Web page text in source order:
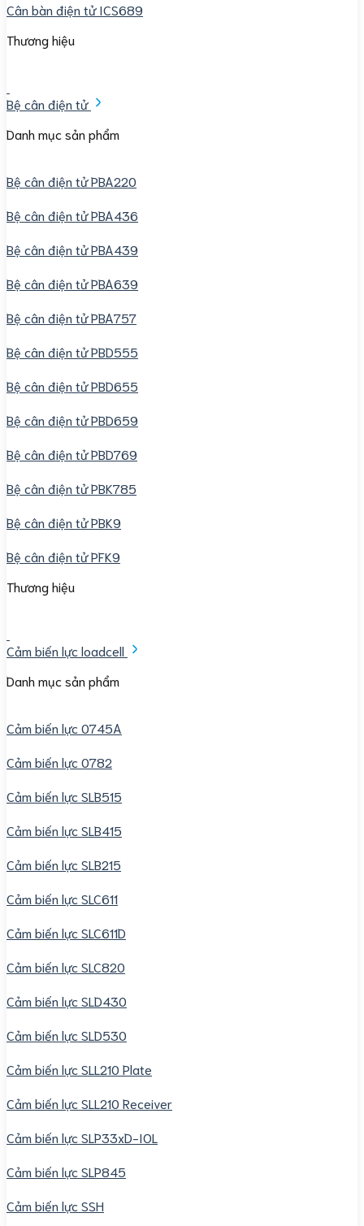
Cân bàn điện tử ICS689
Thương hiệu
Bệ cân điện tử
Danh mục sản phẩm
Bệ cân điện tử PBA220
Bệ cân điện tử PBA436
Bệ cân điện tử PBA439
Bệ cân điện tử PBA639
Bệ cân điện tử PBA757
Bệ cân điện tử PBD555
Bệ cân điện tử PBD655
Bệ cân điện tử PBD659
Bệ cân điện tử PBD769
Bệ cân điện tử PBK785
Bệ cân điện tử PBK9
Bệ cân điện tử PFK9
Thương hiệu
Cảm biến lực loadcell
Danh mục sản phẩm
Cảm biến lực 0745A
Cảm biến lực 0782
Cảm biến lực SLB515
Cảm biến lực SLB415
Cảm biến lực SLB215
Cảm biến lực SLC611
Cảm biến lực SLC611D
Cảm biến lực SLC820
Cảm biến lực SLD430
Cảm biến lực SLD530
Cảm biến lực SLL210 Plate
Cảm biến lực SLL210 Receiver
Cảm biến lực SLP33xD-IOL
Cảm biến lực SLP845
Cảm biến lực SSH